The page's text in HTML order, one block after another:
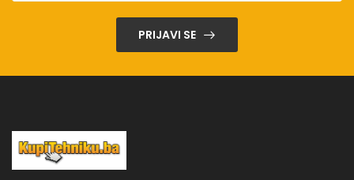
PRIJAVI SE